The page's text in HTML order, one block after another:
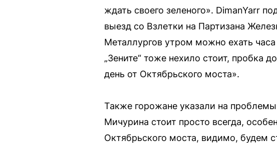
ждать своего зеленого». DimanYarr
выезд со Взлетки на Партизана
Металлургов утром можно ехать часа
„Зените“ тоже нехило стоит,
день от Октябрьского моста».
Также горожане указали на
Мичурина стоит просто всегда,
Октябрьского моста, видимо, будем